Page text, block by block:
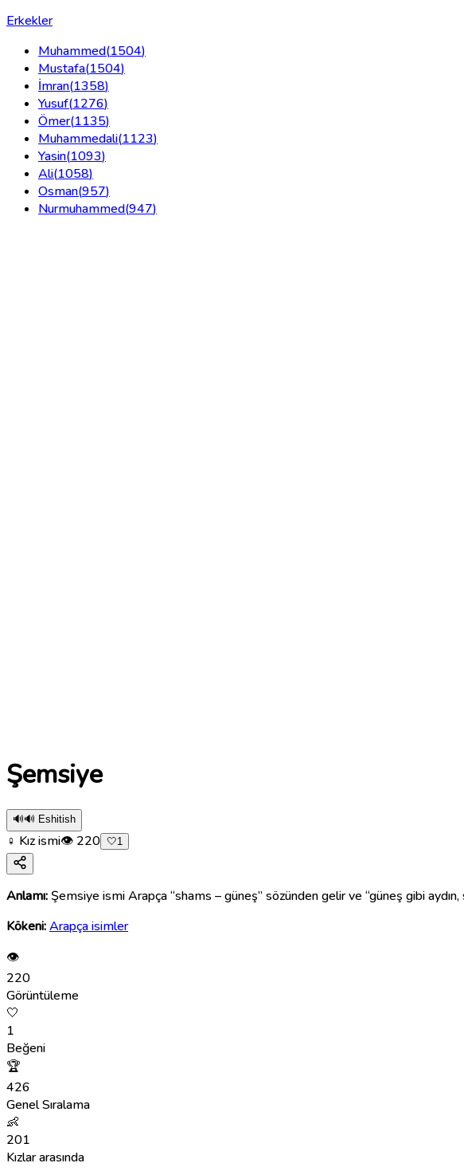
Erkekler
Muhammed(1504)
Mustafa(1504)
İmran(1358)
Yusuf(1276)
Ömer(1135)
Muhammedali(1123)
Yasin(1093)
Ali(1058)
Osman(957)
Nurmuhammed(947)
Şemsiye
🔊🔊 Eshitish
♀ Kız ismi👁 220 🤍1
Anlamı:Şemsiye ismi Arapça “shams – güneş” sözünden gelir ve “güneş gibi aydın,
Kökeni:Arapça isimler
👁
220
Görüntüleme
🤍
1
Beğeni
🏆
426
Genel Sıralama
👶
201
Kızlar arasında